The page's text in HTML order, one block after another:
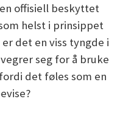
offisiell beskyttet
helst i prinsippet
det en viss tyngde i
seg for å bruke
det føles som en